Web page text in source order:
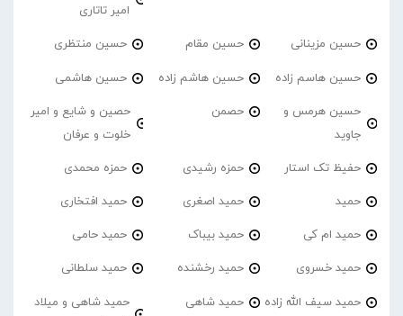
امیر تاتاری
حسین مزینانی حسین مقام حسین منتظری
حسین هاسم زاده حسین هاشم زاده حسین هاشمی
حسین هرمس و
جاوید
حصمن
حصین و شایع و امیر
خلوت و عرفان
حفیظ تک استار حمزه رشیدی حمزه محمدی
حمید حمید اصغری حمید افتخاری
حمید ام کی حمید بیباک حمید حامی
حمید خسروی حمید رخشنده حمید سلطانی
حمید سیف الله زاده حمید شاهی
حمید شاهی و میلاد